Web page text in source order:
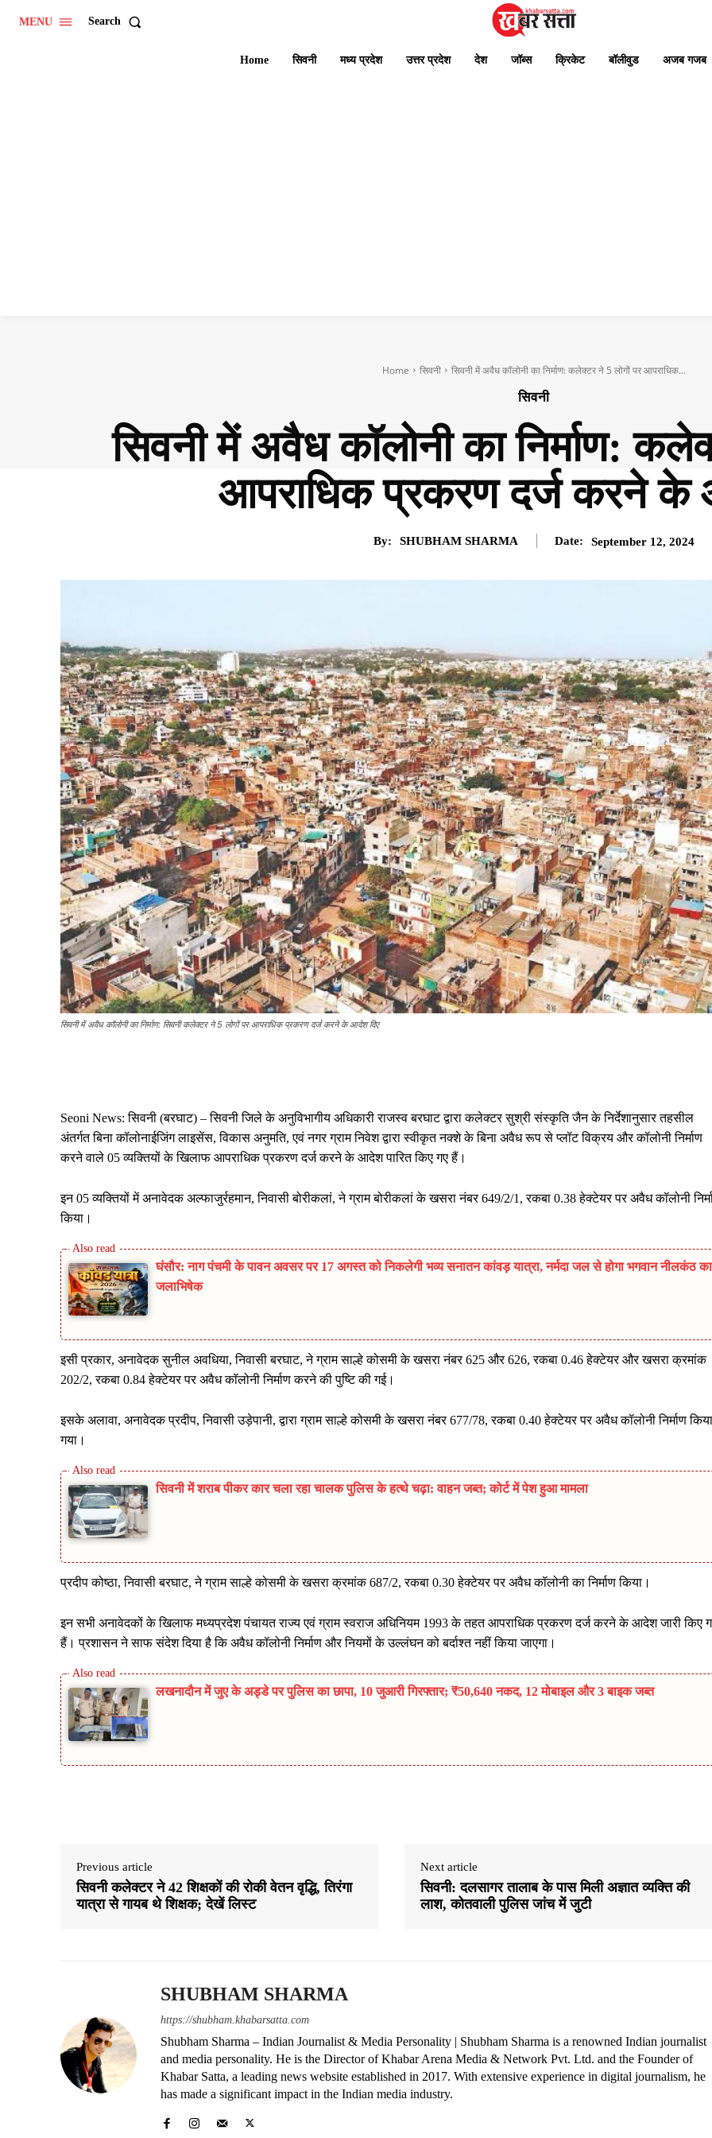
MENU Search
Home सिवनी मध्य प्रदेश उत्तर प्रदेश देश जॉब्स क्रिकेट बॉलीवुड अजब गजब
Home सिवनी सिवनी में अवैध कॉलोनी का निर्माण: कलेक्टर ने 5 लोगों पर आपराधिक...
सिवनी
सिवनी में अवैध कॉलोनी का निर्माण:
आपराधिक प्रकरण दर्ज करने के
By: SHUBHAM SHARMA Date: September 12, 2024
सिवनी में अवैध कॉलोनी का निर्माण: सिवनी कलेक्टर ने 5 लोगों पर आपराधिक प्रकरण दर्ज करने के आदेश दिए
Seoni News: सिवनी (बरघाट) – सिवनी जिले के अनुविभागीय अधिकारी राजस्व बरघाट द्वारा कलेक्टर सुश्री संस्कृति जैन के निर्देशानुसार तहसील
अंतर्गत बिना कॉलोनाईजिंग लाइसेंस, विकास अनुमति, एवं नगर ग्राम निवेश द्वारा स्वीकृत नक्शे के बिना अवैध रूप से प्लॉट विक्रय और कॉलोनी निर्माण
करने वाले 05 व्यक्तियों के खिलाफ आपराधिक प्रकरण दर्ज करने के आदेश पारित किए गए हैं।
इन 05 व्यक्तियों में अनावेदक अल्फाजुर्रहमान, निवासी बोरीकलां, ने ग्राम बोरीकलां के खसरा नंबर 649/2/1, रकबा 0.38 हेक्टेयर पर अवैध कॉलोनी
किया।
घंसौर: नाग पंचमी के पावन अवसर पर 17 अगस्त को निकलेगी भव्य सनातन कांवड़ यात्रा, नर्मदा जल से होगा भगवान नीलकंठ का
जलाभिषेक
इसी प्रकार, अनावेदक सुनील अवधिया, निवासी बरघाट, ने ग्राम साल्हे कोसमी के खसरा नंबर 625 और 626, रकबा 0.46 हेक्टेयर और खसरा क्रमांक
202/2, रकबा 0.84 हेक्टेयर पर अवैध कॉलोनी निर्माण करने की पुष्टि की गई।
इसके अलावा, अनावेदक प्रदीप, निवासी उड़ेपानी, द्वारा ग्राम साल्हे कोसमी के खसरा नंबर 677/78, रकबा 0.40 हेक्टेयर पर अवैध कॉलोनी निर्माण किया
गया।
सिवनी में शराब पीकर कार चला रहा चालक पुलिस के हत्थे चढ़ा: वाहन जब्त; कोर्ट में पेश हुआ मामला
प्रदीप कोष्ठा, निवासी बरघाट, ने ग्राम साल्हे कोसमी के खसरा क्रमांक 687/2, रकबा 0.30 हेक्टेयर पर अवैध कॉलोनी का निर्माण किया।
इन सभी अनावेदकों के खिलाफ मध्यप्रदेश पंचायत राज्य एवं ग्राम स्वराज अधिनियम 1993 के तहत आपराधिक प्रकरण दर्ज करने के आदेश जारी किए
हैं। प्रशासन ने साफ संदेश दिया है कि अवैध कॉलोनी निर्माण और नियमों के उल्लंघन को बर्दाश्त नहीं किया जाएगा।
लखनादौन में जुए के अड्डे पर पुलिस का छापा, 10 जुआरी गिरफ्तार; ₹50,640 नकद, 12 मोबाइल और 3 बाइक जब्त
Previous article
सिवनी कलेक्टर ने 42 शिक्षकों की रोकी वेतन वृद्धि, तिरंगा
यात्रा से गायब थे शिक्षक; देखें लिस्ट
Next article
सिवनी: दलसागर तालाब के पास मिली अज्ञात व्यक्ति की
लाश, कोतवाली पुलिस जांच में जुटी
SHUBHAM SHARMA
https://shubham.khabarsatta.com
Shubham Sharma – Indian Journalist & Media Personality | Shubham Sharma is a renowned Indian journalist
and media personality. He is the Director of Khabar Arena Media & Network Pvt. Ltd. and the Founder of
Khabar Satta, a leading news website established in 2017. With extensive experience in digital journalism, he
has made a significant impact in the Indian media industry.